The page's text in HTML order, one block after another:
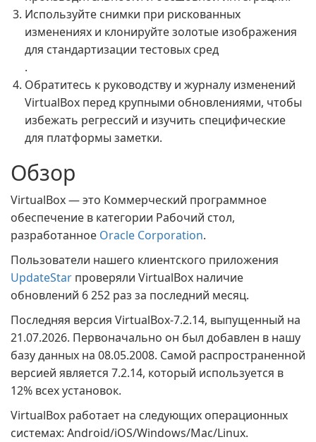
Используйте снимки при рискованных
изменениях и клонируйте золотые изображения
для стандартизации тестовых сред
.
Обратитесь к руководству и журналу изменений
VirtualBox перед крупными обновлениями, чтобы
избежать регрессий и изучить специфические
для платформы заметки.
Обзор
VirtualBox — это Коммерческий программное
обеспечение в категории Рабочий стол,
разработанное Oracle Corporation.
Пользователи нашего клиентского приложения
UpdateStar проверяли VirtualBox наличие
обновлений 6 252 раз за последний месяц.
Последняя версия VirtualBox-7.2.14, выпущенный на
21.07.2026. Первоначально он был добавлен в нашу
базу данных на 08.05.2008. Самой распространенной
версией является 7.2.14, который используется в
12% всех установок.
VirtualBox работает на следующих операционных
системах: Android/iOS/Windows/Mac/Linux.